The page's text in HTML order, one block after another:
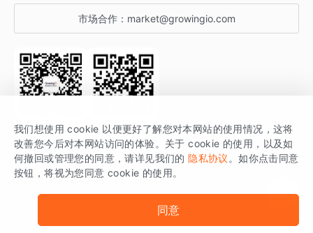
开发者文档
SDK 文档
场景指南
行业活动
市场合作： market@growingio.com
关注公众号 获取更多干货
GrowingIO 是专注于数据智能分析与增长的品牌，核心平台为 GrowingIO
分析云。
版权所有 © 北京易数科技有限公司
我们想使用 cookie 以便更好了解您对本网站的使用情况，这将
改善您今后对本网站访问的体验。关于 cookie 的使用，以及如
何撤回或管理您的同意，请详见我们的 隐私协议 。如你点击同意
按钮，将视为您同意 cookie 的使用。
同意